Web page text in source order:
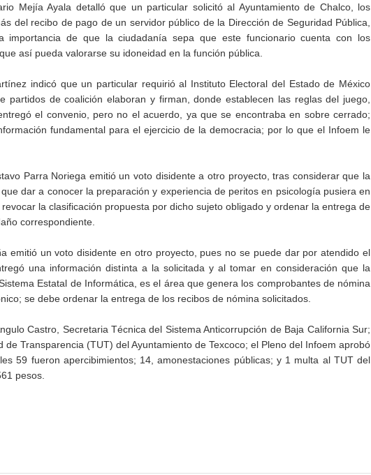
Mejía Ayala detalló que un particular solicitó al Ayuntamiento de Chalco, los
del recibo de pago de un servidor público de la Dirección de Seguridad Pública,
importancia de que la ciudadanía sepa que este funcionario cuenta con los
así pueda valorarse su idoneidad en la función pública.
indicó que un particular requirió al Instituto Electoral del Estado de México
partidos de coalición elaboran y firman, donde establecen las reglas del juego,
el convenio, pero no el acuerdo, ya que se encontraba en sobre cerrado;
fundamental para el ejercicio de la democracia; por lo que el Infoem le
Parra Noriega emitió un voto disidente a otro proyecto, tras considerar que la
dar a conocer la preparación y experiencia de peritos en psicología pusiera en
la clasificación propuesta por dicho sujeto obligado y ordenar la entrega de
correspondiente.
emitió un voto disidente en otro proyecto, pues no se puede dar por atendido el
una información distinta a la solicitada y al tomar en consideración que la
Estatal de Informática, es el área que genera los comprobantes de nómina
se debe ordenar la entrega de los recibos de nómina solicitados.
Castro, Secretaria Técnica del Sistema Anticorrupción de Baja California Sur;
Transparencia (TUT) del Ayuntamiento de Texcoco; el Pleno del Infoem aprobó
59 fueron apercibimientos; 14, amonestaciones públicas; y 1 multa al TUT del
pesos.